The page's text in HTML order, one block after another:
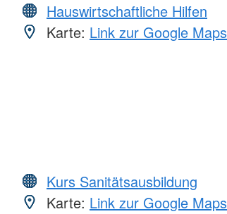
Hauswirtschaftliche Hilfen
Karte: Link zur Google
Kurs Sanitätsausbildung
Karte: Link zur Google